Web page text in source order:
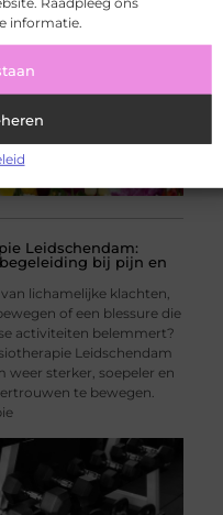
informatie.
Leidschendam:
bij pijn en
lichamelijke klachten,
of een blessure die
activiteiten belemmert?
Leidschendam
weer sterker, soepeler en
te bewegen.